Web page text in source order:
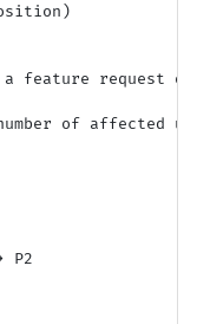
feature request or
of affected
P2